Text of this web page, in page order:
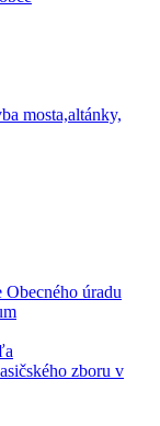
mosta,altánky,
úradu
zboru v